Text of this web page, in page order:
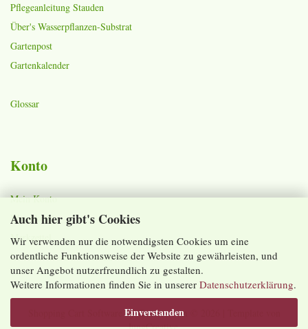
Auch hier gibt's Cookies
Wir verwenden nur die notwendigsten Cookies um eine
ordentliche Funktionsweise der Website zu gewährleisten, und
unser Angebot nutzerfreundlich zu gestalten.
Weitere Informationen finden Sie in unserer Datenschutzerklärung.
Einverstanden
Pflegeanleitung Stauden
Über's Wasserpflanzen-Substrat
Gartenpost
Gartenkalender
Glossar
Konto
Mein Konto
Warenkorb
Merkzettel
Lieferzeiten und Versandkosten
by Gambio.com © 2026 | Template von